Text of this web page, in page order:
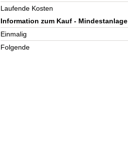
Laufende Kosten
Information zum Kauf - Mindestanlage
Einmalig
Folgende